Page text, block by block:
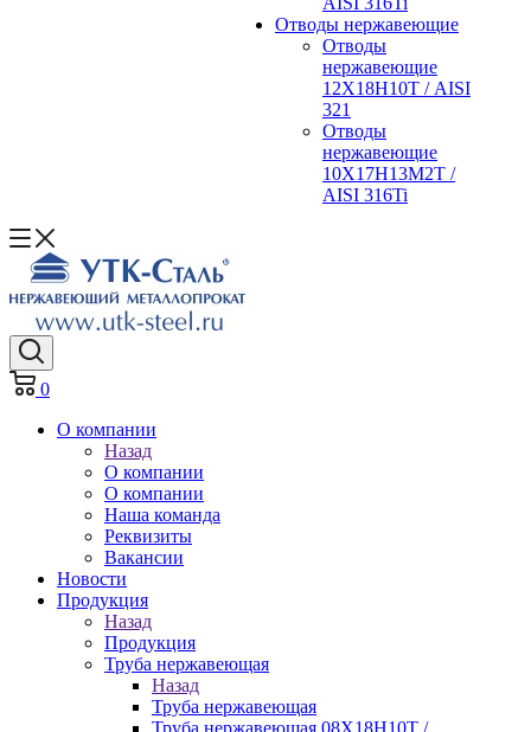
Отводы нержавеющие
Отводы
нержавеющие
12Х18Н10Т / AISI
321
Отводы
нержавеющие
10Х17Н13М2Т /
AISI 316Ti
0
О компании
Назад
О компании
О компании
Наша команда
Реквизиты
Вакансии
Новости
Продукция
Назад
Продукция
Труба нержавеющая
Назад
Труба нержавеющая
Труба нержавеющая 08Х18Н10Т /